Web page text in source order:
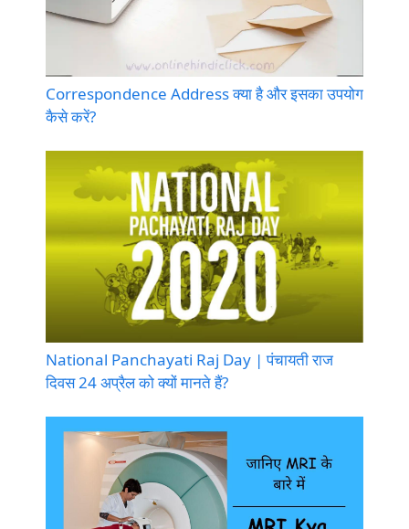
Correspondence Address क्या है और इसका उपयोग
कैसे करें?
National Panchayati Raj Day | पंचायती राज
दिवस 24 अप्रैल को क्यों मानते हैं?